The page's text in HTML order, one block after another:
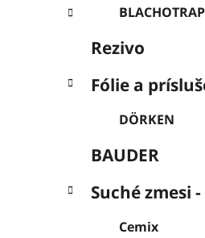
Rezivo
Fólie a
DÖRKEN
BAUDER
Suché zmesi
Cemix